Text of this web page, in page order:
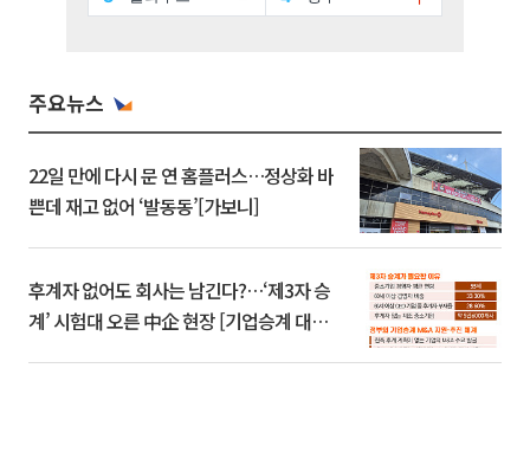
주요뉴스
22일 만에 다시 문 연 홈플러스…정상화 바
쁜데 재고 없어 ‘발동동’[가보니]
후계자 없어도 회사는 남긴다?…‘제3자 승
계’ 시험대 오른 中企 현장 [기업승계 대전